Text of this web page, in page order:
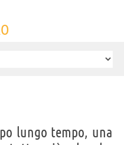
lungo tempo, una